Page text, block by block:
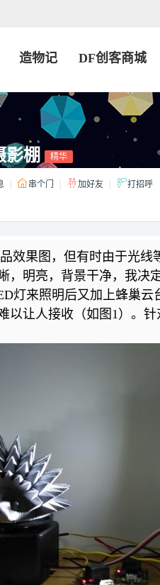
造物记 DF创客商城
影棚 精华
串个门 加好友 打招呼
果图，但有时由于光线
，明亮，背景干净，我决
灯来照明后又加上蜂巢云
让人接收（如图1）。